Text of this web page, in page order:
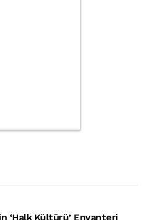
‘halk Kültürü’ Envanteri